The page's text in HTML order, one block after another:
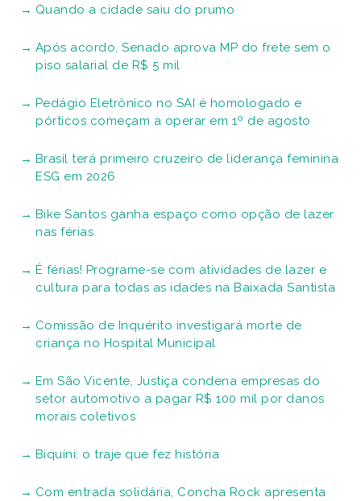
Quando a cidade saiu do prumo
Após acordo, Senado aprova MP do frete sem o
piso salarial de R$ 5 mil
Pedágio Eletrônico no SAI é homologado e
pórticos começam a operar em 1º de agosto
Brasil terá primeiro cruzeiro de liderança feminina
ESG em 2026
Bike Santos ganha espaço como opção de lazer
nas férias
É férias! Programe-se com atividades de lazer e
cultura para todas as idades na Baixada Santista
Comissão de Inquérito investigará morte de
criança no Hospital Municipal
Em São Vicente, Justiça condena empresas do
setor automotivo a pagar R$ 100 mil por danos
morais coletivos
Biquíni: o traje que fez história
Com entrada solidária, Concha Rock apresenta